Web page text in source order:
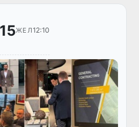
15ЖЕЛ12:10